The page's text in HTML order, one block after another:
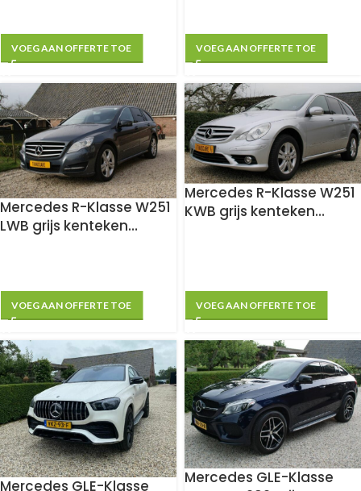
VOEG AAN OFFERTE TOE VOEG AAN OFFERTE TOE
Mercedes R-Klasse W251
LWB grijs kenteken
VOEG AAN OFFERTE TOE
Mercedes R-Klasse W251
KWB grijs kenteken
VOEG AAN OFFERTE TOE
Mercedes GLE-Klasse
Mercedes GLE-Klasse